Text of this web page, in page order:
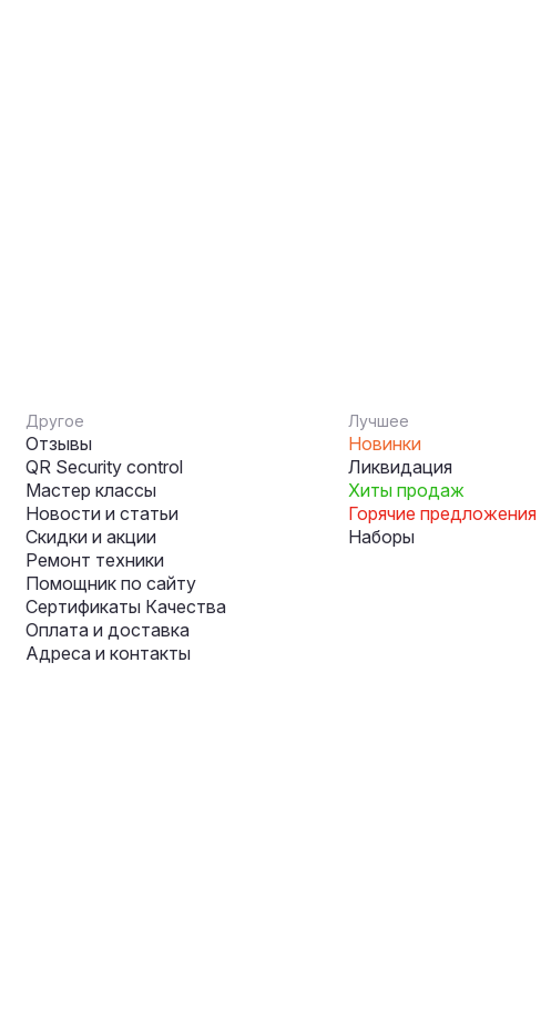
Другое
Отзывы
QR Security control
Мастер классы
Новости и статьи
Скидки и акции
Ремонт техники
Помощник по сайту
Сертификаты Качества
Оплата и доставка
Адреса и контакты
Лучшее
Новинки
Ликвидация
Хиты продаж
Горячие предложения
Наборы